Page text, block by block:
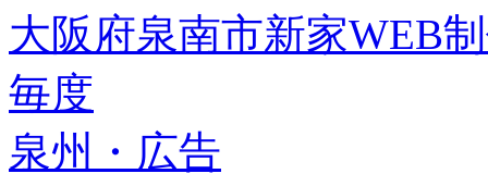
大阪府泉南市新家WEB
毎度
泉州・広告